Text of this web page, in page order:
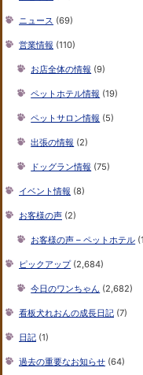
ニュース (69)
営業情報 (110)
お店全体の情報 (9)
ペットホテル情報 (19)
ペットサロン情報 (5)
出張の情報 (2)
ドッグラン情報 (75)
イベント情報 (8)
お客様の声 (2)
お客様の声 – ペットホテル
ピックアップ(2,684)
今日のワンちゃん (2,682)
看板犬れおんの成長日記 (7)
日記 (1)
過去の重要なお知らせ (64)